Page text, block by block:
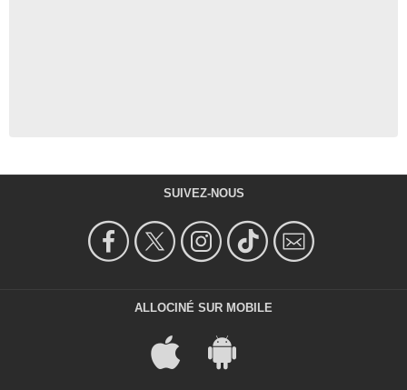
SUIVEZ-NOUS
ALLOCINÉ SUR MOBILE